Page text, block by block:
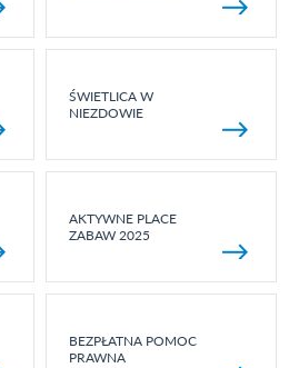
ŚWIETLICA W
NIEZDOWIE
AKTYWNE PLACE
ZABAW 2025
BEZPŁATNA POMOC
PRAWNA